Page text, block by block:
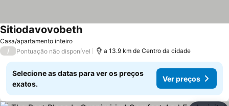
Casa/apartamento inteiro
Sitiodavovobeth
/ Pontuação não disponível a 13.9 km de Centro da cidade
Selecione as datas para ver os preços
exatos.
Ver preços